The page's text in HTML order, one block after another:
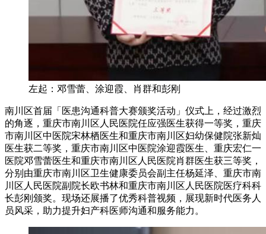
左起：邓雪蕾、涂迎霞、肖群和彭刚
南川区首届「医患沟通科普大赛颁奖活动」仪式上，经过激烈
的角逐，重庆市南川区人民医院任应强医生获得一等奖，重庆
市南川区中医院宋林栖医生和重庆市南川区妇幼保健院张新灿
医生获二等奖，重庆市南川区中医院涂迎霞医生、重庆宏仁一
医院邓雪蕾医生和重庆市南川区人民医院肖群医生获三等奖，
分别由重庆市南川区卫生健康委员会副主任杨延泽、重庆市南
川区人民医院副院长欧书林和重庆市南川区人民医院医疗科科
长彭刚颁奖。现场还展播了优秀科普视频，展现新时代医务人
员风采，助力提升妇产科医师沟通和服务能力。